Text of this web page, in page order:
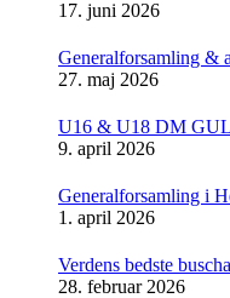
17. juni 2026
Generalforsamling &
27. maj 2026
U16 & U18 DM
9. april 2026
Generalforsamling i
1. april 2026
Verdens bedste
28. februar 2026